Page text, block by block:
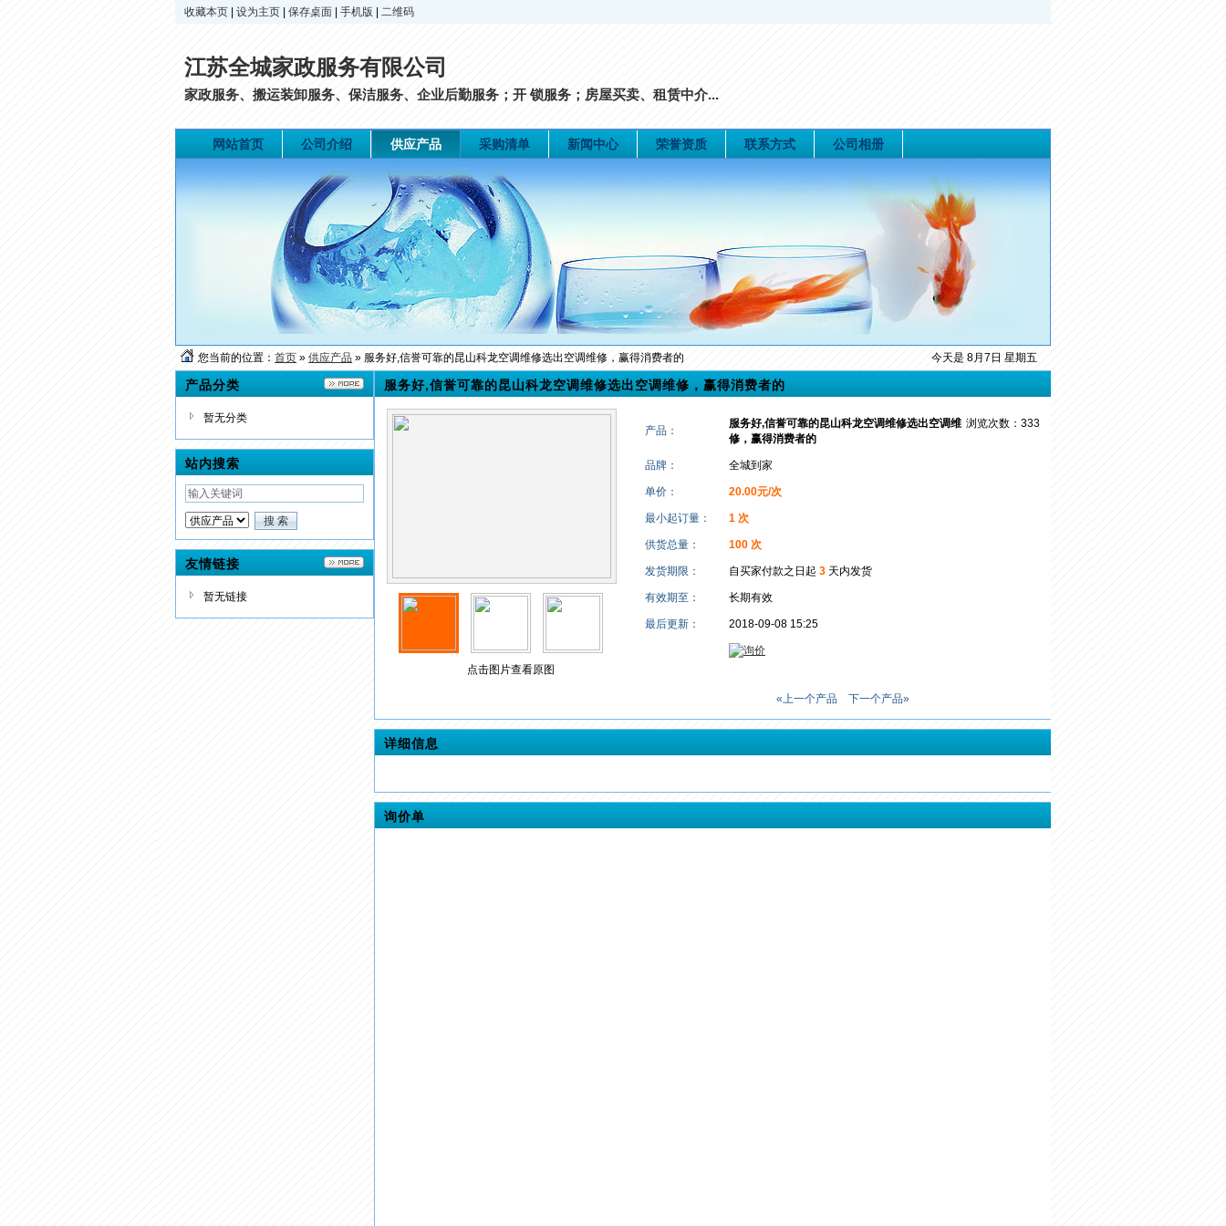
收藏本页 设为主页 保存桌面 手机版 二维码
江苏全城家政服务有限公司
家政服务、搬运装卸服务、保洁服务、企业后勤服务；开 锁服务；房屋买卖、租赁中介...
网站首页 公司介绍 供应产品 采购清单 新闻中心 荣誉资质 联系方式 公司相册
今天是 8月7日 星期五
您当前的位置： 首页 » 供应产品 » 服务好,信誉可靠的昆山科龙空调维修选出空调维修，赢得消费者的
产品分类
暂无分类
站内搜索
友情链接
暂无链接
服务好,信誉可靠的昆山科龙空调维修选出空调维修，赢得消费者的
点击图片查看原图
产品：
浏览次数：333
服务好,信誉可靠的昆山科龙空调维修选出空调维
修，赢得消费者的
品牌： 全城到家
单价： 20.00元/次
最小起订量： 1 次
供货总量： 100 次
发货期限： 自买家付款之日起 3 天内发货
有效期至： 长期有效
最后更新： 2018-09-08 15:25
«上一个产品 下一个产品»
详细信息
询价单